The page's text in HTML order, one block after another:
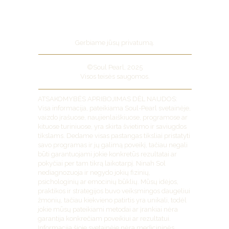
Gerbiame jūsų privatumą.
©Soul Pearl, 2025
Visos teisės saugomos.
ATSAKOMYBĖS APRIBOJIMAS DĖL NAUDOS:
Visa informacija, pateikiama Soul-Pearl svetainėje,
vaizdo įrašuose, naujienlaiškiuose, programose ar
kituose turiniuose, yra skirta švietimo ir saviugdos
tikslams. Dedame visas pastangas tiksliai pristatyti
savo programas ir jų galimą poveikį, tačiau negali
būti garantuojami jokie konkretūs rezultatai ar
pokyčiai per tam tikrą laikotarpį. Ninah Sol
nediagnozuoja ir negydo jokių fizinių,
psichologinių ar emocinių būklių. Mūsų idėjos,
praktikos ir strategijos buvo veiksmingos daugeliui
žmonių, tačiau kiekvieno patirtis yra unikali, todėl
jokie mūsų pateikiami metodai ar įrankiai nėra
garantija konkrečiam poveikiui ar rezultatui.